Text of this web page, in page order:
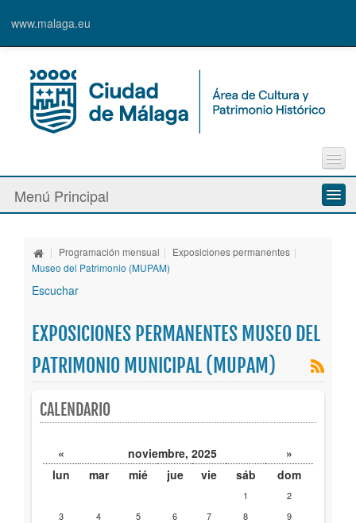
www.malaga.eu
Contacto
Quejas y Sugerencias
Menú Principal
Espacios culturales
Banda Municipal de Música
Publicaciones
Trámites
Newsletter
| Programación mensual | Exposiciones permanentes |
Museo del Patrimonio (MUPAM)
Escuchar
EXPOSICIONES PERMANENTES MUSEO DEL
PATRIMONIO MUNICIPAL (MUPAM)
CALENDARIO
« noviembre, 2025
»
lun
mar mié jue vie sáb dom
1
2
3
4 5 6 7 8
9